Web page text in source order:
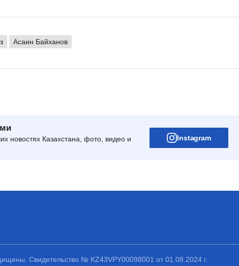
Асаин Байханов
новостях Казахстана, фото, видео и
Instagram
Свидетельство № KZ43VPY00098001 от 01.08.2024 г.